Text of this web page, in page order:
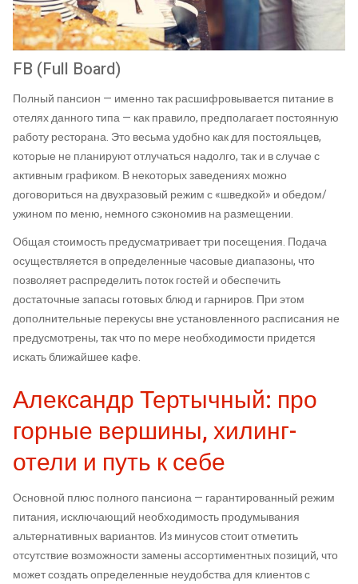
FB (Full Board)
Полный пансион — именно так расшифровывается питание в
отелях данного типа — как правило, предполагает постоянную
работу ресторана. Это весьма удобно как для постояльцев,
которые не планируют отлучаться надолго, так и в случае с
активным графиком. В некоторых заведениях можно
договориться на двухразовый режим с «шведкой» и обедом/
ужином по меню, немного сэкономив на размещении.
Общая стоимость предусматривает три посещения. Подача
осуществляется в определенные часовые диапазоны, что
позволяет распределить поток гостей и обеспечить
достаточные запасы готовых блюд и гарниров. При этом
дополнительные перекусы вне установленного расписания не
предусмотрены, так что по мере необходимости придется
искать ближайшее кафе.
Александр Тертычный: про
горные вершины, хилинг-
отели и путь к себе
Основной плюс полного пансиона — гарантированный режим
питания, исключающий необходимость продумывания
альтернативных вариантов. Из минусов стоит отметить
отсутствие возможности замены ассортиментных позиций, что
может создать определенные неудобства для клиентов с